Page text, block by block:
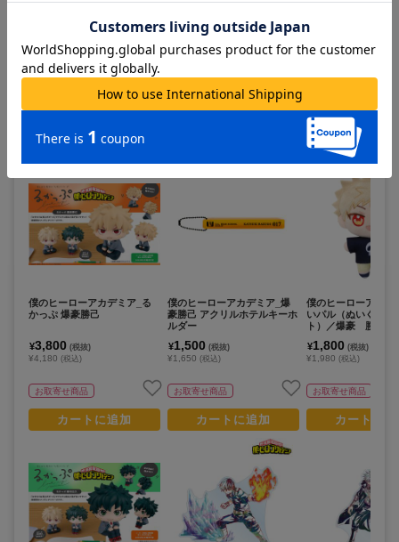
こちらの商品もチェックしています
すべて見る >
僕のヒーローアカデミア_る
かっぷ 爆豪勝己
¥3,800 (税抜)
¥4,180 (税込)
お取寄せ商品
カートに追加
僕のヒーローアカデミア_爆
豪勝己 アクリルホテルキーホ
ルダー
¥1,500 (税抜)
¥1,650 (税込)
お取寄せ商品
カートに追加
僕のヒーローアカデ
いパル（ぬいぐるみ
ト）／爆豪 勝己(
¥1,800 (税抜)
¥1,980 (税込)
お取寄せ商品
カートに